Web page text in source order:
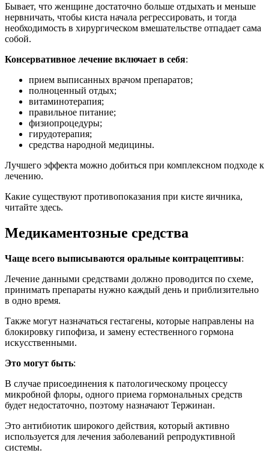
Бывает, что женщине достаточно больше отдыхать и меньше
нервничать, чтобы киста начала регрессировать, и тогда
необходимость в хирургическом вмешательстве отпадает сама
собой.
Консервативное лечение включает в себя:
прием выписанных врачом препаратов;
полноценный отдых;
витаминотерапия;
правильное питание;
физиопроцедуры;
гирудотерапия;
средства народной медицины.
Лучшего эффекта можно добиться при комплексном подходе к
лечению.
Какие существуют противопоказания при кисте яичника,
читайте здесь.
Медикаментозные средства
Чаще всего выписываются оральные контрацептивы:
Лечение данными средствами должно проводится по схеме,
принимать препараты нужно каждый день и приблизительно
в одно время.
Также могут назначаться гестагены, которые направлены на
блокировку гипофиза, и замену естественного гормона
искусственными.
Это могут быть:
В случае присоединения к патологическому процессу
микробной флоры, одного приема гормональных средств
будет недостаточно, поэтому назначают Тержинан.
Это антибиотик широкого действия, который активно
используется для лечения заболеваний репродуктивной
системы.